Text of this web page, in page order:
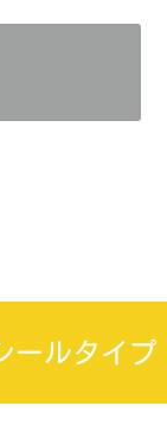
ールタイプ